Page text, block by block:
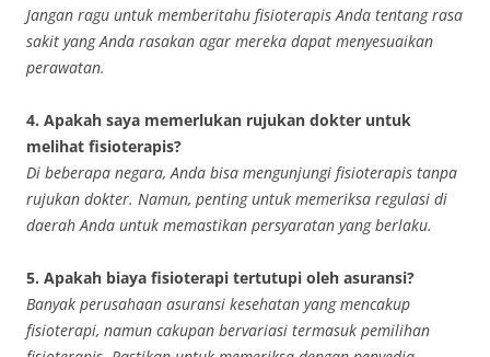
Jangan ragu untuk memberitahu fisioterapis Anda tentang rasa
sakit yang Anda rasakan agar mereka dapat menyesuaikan
perawatan.
4. Apakah saya memerlukan rujukan dokter untuk
melihat fisioterapis?
Di beberapa negara, Anda bisa mengunjungi fisioterapis tanpa
rujukan dokter. Namun, penting untuk memeriksa regulasi di
daerah Anda untuk memastikan persyaratan yang berlaku.
5. Apakah biaya fisioterapi tertutupi oleh asuransi?
Banyak perusahaan asuransi kesehatan yang mencakup
fisioterapi, namun cakupan bervariasi termasuk pemilihan